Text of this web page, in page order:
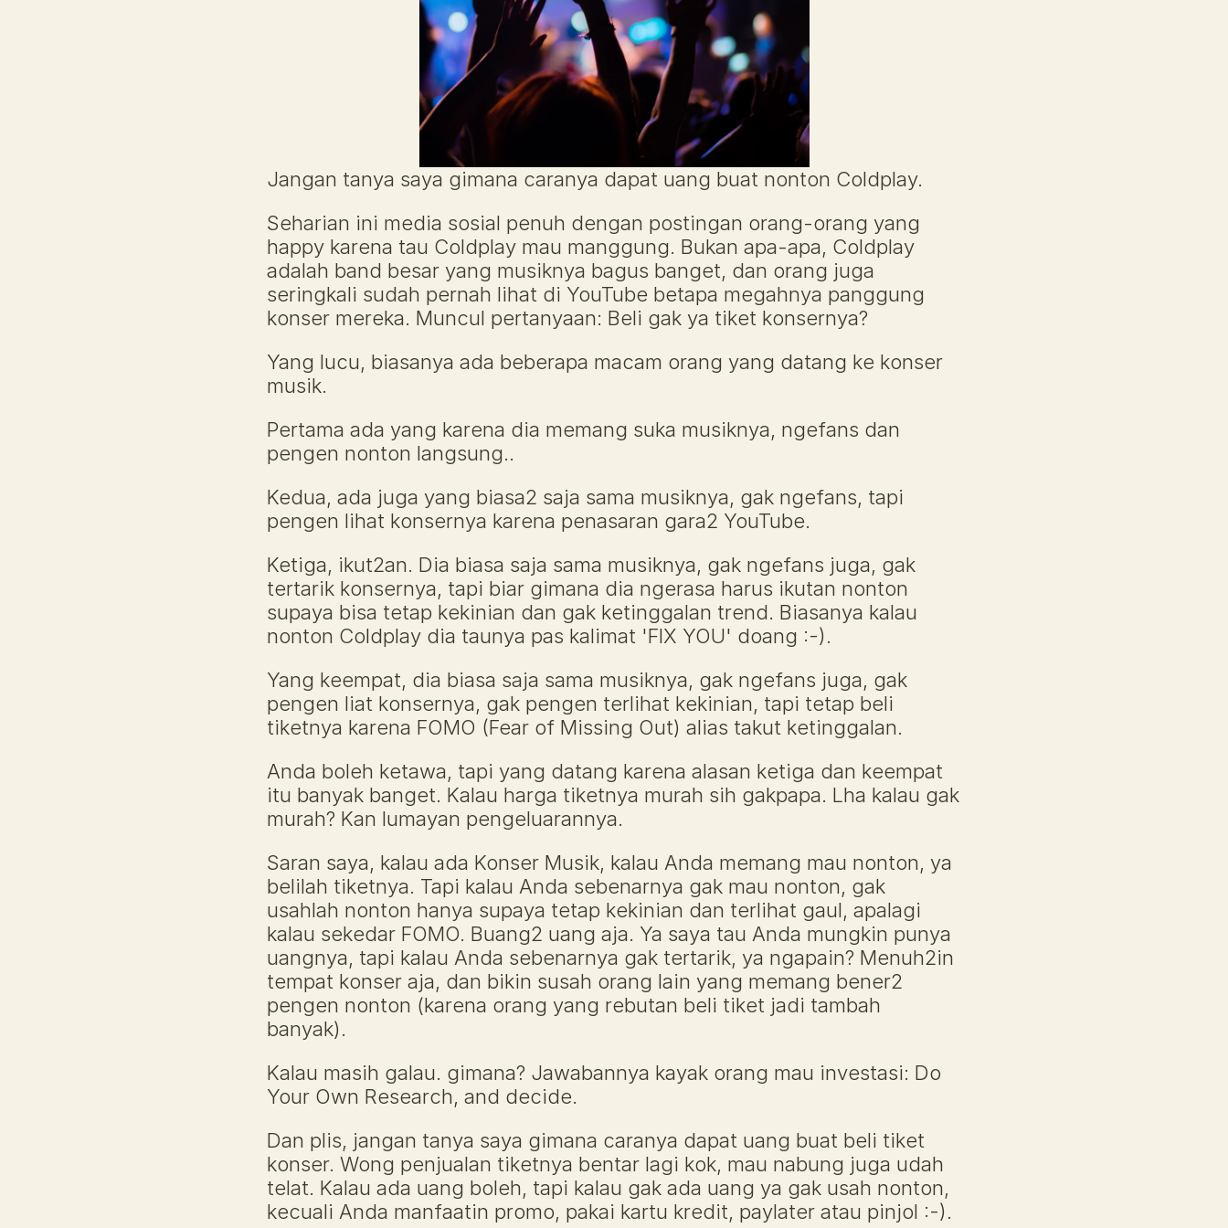
Jangan tanya saya gimana caranya dapat uang buat nonton Coldplay.
Seharian ini media sosial penuh dengan postingan orang-orang yang
happy karena tau Coldplay mau manggung. Bukan apa-apa, Coldplay
adalah band besar yang musiknya bagus banget, dan orang juga
seringkali sudah pernah lihat di YouTube betapa megahnya panggung
konser mereka. Muncul pertanyaan: Beli gak ya tiket konsernya?
Yang lucu, biasanya ada beberapa macam orang yang datang ke konser
musik.
Pertama ada yang karena dia memang suka musiknya, ngefans dan
pengen nonton langsung..
Kedua, ada juga yang biasa2 saja sama musiknya, gak ngefans, tapi
pengen lihat konsernya karena penasaran gara2 YouTube.
Ketiga, ikut2an. Dia biasa saja sama musiknya, gak ngefans juga, gak
tertarik konsernya, tapi biar gimana dia ngerasa harus ikutan nonton
supaya bisa tetap kekinian dan gak ketinggalan trend. Biasanya kalau
nonton Coldplay dia taunya pas kalimat 'FIX YOU' doang :-).
Yang keempat, dia biasa saja sama musiknya, gak ngefans juga, gak
pengen liat konsernya, gak pengen terlihat kekinian, tapi tetap beli
tiketnya karena FOMO (Fear of Missing Out) alias takut ketinggalan.
Anda boleh ketawa, tapi yang datang karena alasan ketiga dan keempat
itu banyak banget. Kalau harga tiketnya murah sih gakpapa. Lha kalau gak
murah? Kan lumayan pengeluarannya.
Saran saya, kalau ada Konser Musik, kalau Anda memang mau nonton, ya
belilah tiketnya. Tapi kalau Anda sebenarnya gak mau nonton, gak
usahlah nonton hanya supaya tetap kekinian dan terlihat gaul, apalagi
kalau sekedar FOMO. Buang2 uang aja. Ya saya tau Anda mungkin punya
uangnya, tapi kalau Anda sebenarnya gak tertarik, ya ngapain? Menuh2in
tempat konser aja, dan bikin susah orang lain yang memang bener2
pengen nonton (karena orang yang rebutan beli tiket jadi tambah
banyak).
Kalau masih galau. gimana? Jawabannya kayak orang mau investasi: Do
Your Own Research, and decide.
Dan plis, jangan tanya saya gimana caranya dapat uang buat beli tiket
konser. Wong penjualan tiketnya bentar lagi kok, mau nabung juga udah
telat. Kalau ada uang boleh, tapi kalau gak ada uang ya gak usah nonton,
kecuali Anda manfaatin promo, pakai kartu kredit, paylater atau pinjol :-).